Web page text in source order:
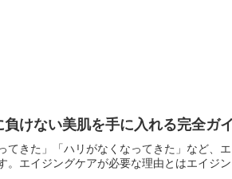
けない美肌を手に入れる完全ガ
きた」「ハリがなくなってきた」など、
エイジングケアが必要な理由とはエイジン